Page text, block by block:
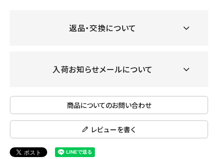
返品・交換について
入荷お知らせメールについて
商品についてのお問い合わせ
レビューを書く